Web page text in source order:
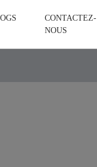
CONTACTEZ-
NOUS